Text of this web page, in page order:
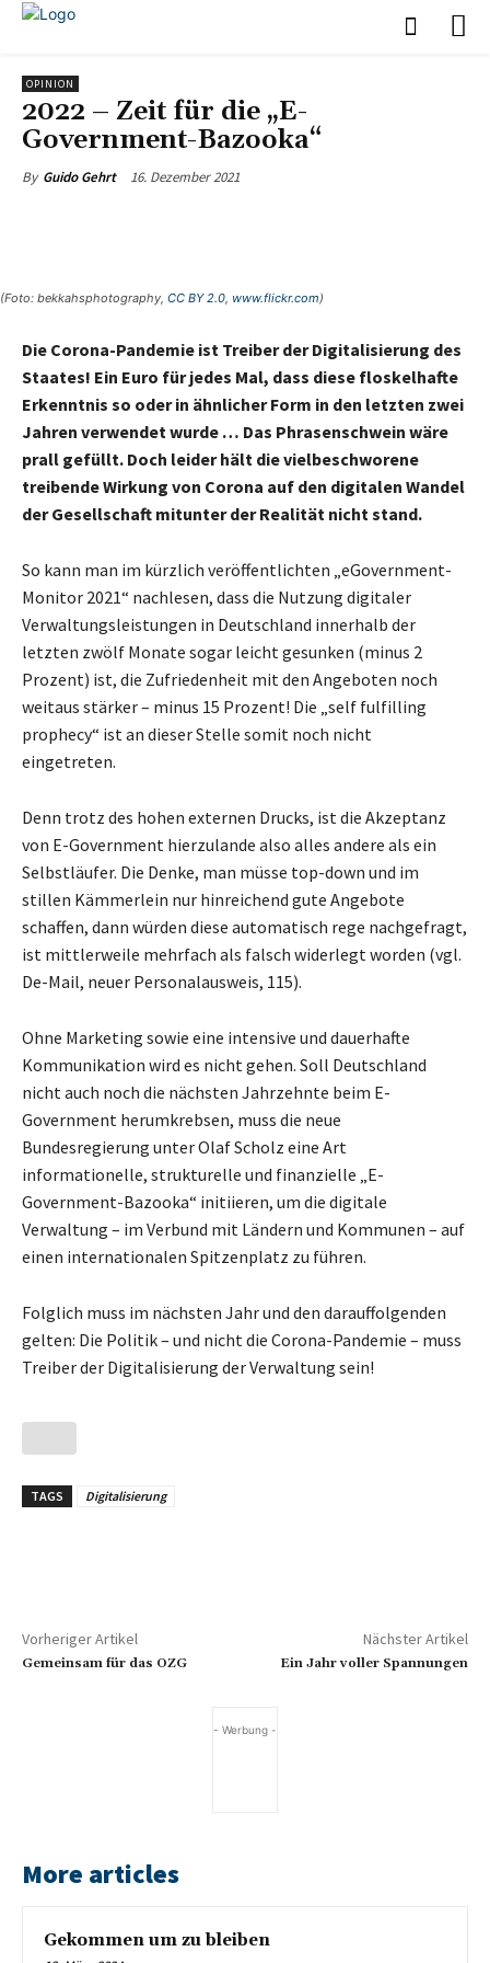
OPINION
2022 – Zeit für die „E-
Government-Bazooka“
By Guido Gehrt 16. Dezember 2021
(Foto: bekkahsphotography, CC BY 2.0 www.flickr.com)
Die Corona-Pandemie ist Treiber der Digitalisierung des
Staates! Ein Euro für jedes Mal, dass diese floskelhafte
Erkenntnis so oder in ähnlicher Form in den letzten zwei
Jahren verwendet wurde … Das Phrasenschwein wäre
prall gefüllt. Doch leider hält die vielbeschworene
treibende Wirkung von Corona auf den digitalen Wandel
der Gesellschaft mitunter der Realität nicht stand.
So kann man im kürzlich veröffentlichten „eGovernment-
Monitor 2021“ nachlesen, dass die Nutzung digitaler
Verwaltungsleistungen in Deutschland innerhalb der
letzten zwölf Monate sogar leicht gesunken (minus 2
Prozent) ist, die Zufriedenheit mit den Angeboten noch
weitaus stärker – minus 15 Prozent! Die „self fulfilling
prophecy“ ist an dieser Stelle somit noch nicht
eingetreten.
Denn trotz des hohen externen Drucks, ist die Akzeptanz
von E-Government hierzulande also alles andere als ein
Selbstläufer. Die Denke, man müsse top-down und im
stillen Kämmerlein nur hinreichend gute Angebote
schaffen, dann würden diese automatisch rege nachgefragt,
ist mittlerweile mehrfach als falsch widerlegt worden (vgl.
De-Mail, neuer Personalausweis, 115).
Ohne Marketing sowie eine intensive und dauerhafte
Kommunikation wird es nicht gehen. Soll Deutschland
nicht auch noch die nächsten Jahrzehnte beim E-
Government herumkrebsen, muss die neue
Bundesregierung unter Olaf Scholz eine Art
informationelle, strukturelle und finanzielle „E-
Government-Bazooka“ initiieren, um die digitale
Verwaltung – im Verbund mit Ländern und Kommunen – auf
einen internationalen Spitzenplatz zu führen.
Folglich muss im nächsten Jahr und den darauffolgenden
gelten: Die Politik – und nicht die Corona-Pandemie – muss
Treiber der Digitalisierung der Verwaltung sein!
TAGS Digitalisierung
Vorheriger Artikel
Gemeinsam für das OZG
Nächster Artikel
Ein Jahr voller Spannungen
- Werbung -
More articles
Gekommen um zu bleiben